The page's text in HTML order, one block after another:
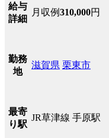
給与
詳細
月収例310,000円
勤務
地
滋賀県 栗東市
最寄
り駅
JR草津線 手原駅